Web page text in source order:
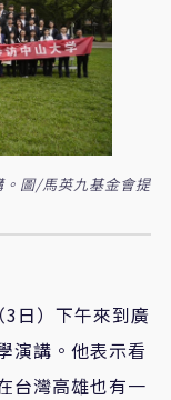
圖/馬英九基金會提
日）下午來到廣
演講。他表示看
台灣高雄也有一